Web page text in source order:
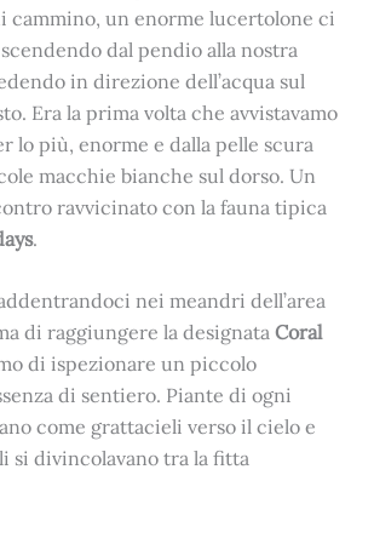
un enorme lucertolone ci
dal pendio alla nostra
in direzione dell’acqua sul
Era la prima volta che avvistavamo
lo più, enorme e dalla pelle scura
macchie bianche sul dorso. Un
ravvicinato con la fauna tipica
.
nei meandri dell’area
di raggiungere la designata Coral
di ispezionare un piccolo
di sentiero. Piante di ogni
come grattacieli verso il cielo e
si divincolavano tra la fitta